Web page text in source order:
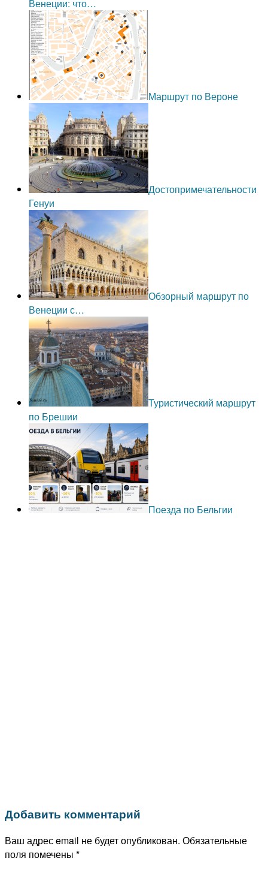
Венеции: что…
Маршрут по Вероне
Достопримечательности
Генуи
Обзорный маршрут по
Венеции с…
Туристический маршрут
по Брешии
Поезда по Бельгии
Добавить комментарий
Ваш адрес email не будет опубликован. Обязательные
поля помечены *